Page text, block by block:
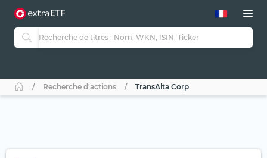
Recherche d'actions TransAlta Corp